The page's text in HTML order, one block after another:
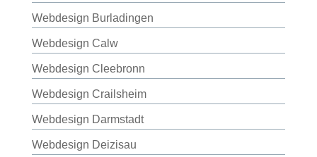
Webdesign Burladingen
Webdesign Calw
Webdesign Cleebronn
Webdesign Crailsheim
Webdesign Darmstadt
Webdesign Deizisau